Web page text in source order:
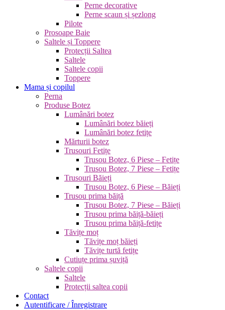
Perne decorative
Perne scaun și șezlong
Pilote
Prosoape Baie
Saltele și Toppere
Protecții Saltea
Saltele
Saltele copii
Toppere
Mama și copilul
Perna
Produse Botez
Lumânări botez
Lumânări botez băieți
Lumânări botez fetițe
Mărturii botez
Trusouri Fetițe
Trusou Botez, 6 Piese – Fetițe
Trusou Botez, 7 Piese – Fetițe
Trusouri Băieți
Trusou Botez, 6 Piese – Băieți
Trusou prima băiță
Trusou Botez, 7 Piese – Băieți
Trusou prima băiță-băieți
Trusou prima băiță-fetițe
Tăvițe moț
Tăvițe moț băieți
Tăvițe turtă fetițe
Cutiuțe prima șuviță
Saltele copii
Saltele
Protecții saltea copii
Contact
Autentificare / Înregistrare